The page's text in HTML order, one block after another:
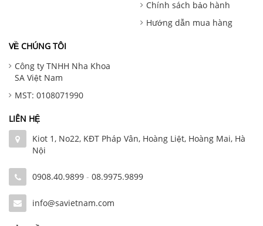
Chính sách bảo hành
Hướng dẫn mua hàng
VỀ CHÚNG TÔI
Công ty TNHH Nha Khoa
SA Việt Nam
MST: 0108071990
LIÊN HỆ
Kiot 1, No22, KĐT Pháp Vân, Hoàng Liệt, Hoàng Mai, Hà
Nội
0908.40.9899 - 08.9975.9899
info@savietnam.com